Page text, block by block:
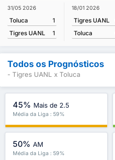
31/05 2026
Toluca
1
Tigres UANL
1
18/01 2026
Tigres UANL
Toluca
Todos os Prognósticos
- Tigres UANL x Toluca
45% Mais de 2.5
Média da Liga : 59%
50% AM
Média da Liga : 59%